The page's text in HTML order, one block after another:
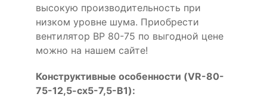
высокую производительность при
низком уровне шума. Приобрести
вентилятор ВР 80-75 по выгодной цене
можно на нашем сайте!
Конструктивные особенности (VR-80-
75-12,5-cx5-7,5-B1):